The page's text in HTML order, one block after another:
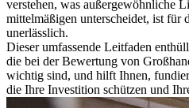
verstehen, was außergewöhnliche
mittelmäßigen unterscheidet, ist für
unerlässlich.
Dieser umfassende Leitfaden
die bei der Bewertung von
wichtig sind, und hilft Ihnen,
die Ihre Investition schützen und